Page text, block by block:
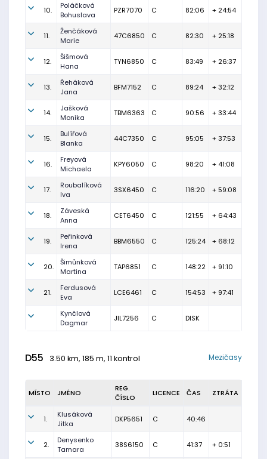
10.
Poláčková
Bohuslava
PZR7070 C 82:06 + 24:54
11.
Ženčáková
Marie
47C6850 C 82:30 + 25:18
12.
Šišmová
Hana
TYN6850 C 83:49 + 26:37
13.
Řeháková
Jana
BFM7152 C 89:24 + 32:12
14.
Jašková
Monika
TBM6363 C 90:56 + 33:44
15.
Bulířová
Blanka
44C7350 C 95:05 + 37:53
16.
Freyová
Michaela
KPY6050 C 98:20 + 41:08
17.
Roubalíková
Iva
3SX6450 C 116:20 + 59:08
18.
Záveská
Anna
CET6450 C 121:55 + 64:43
19.
Peřinková
Irena
BBM6550 C 125:24 + 68:12
20.
Šimůnková
Martina
TAP6851 C 148:22 + 91:10
21.
Ferdusová
Eva
LCE6461 C 154:53 + 97:41
Kynčlová
Dagmar
JIL7256 C DISK
D55 3.50 km, 185 m, 11 kontrol Mezičasy
MÍSTO JMÉNO
REG.
ČÍSLO
LICENCE ČAS ZTRÁTA
1.
Klusáková
Jitka
DKP5651 C 40:46
2.
Denysenko
Tamara
38S6150 C 41:37 + 0:51